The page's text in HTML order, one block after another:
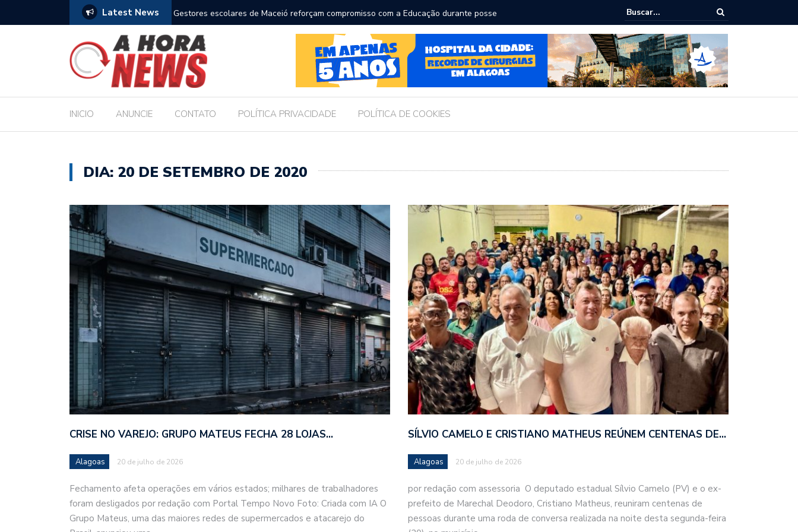
Latest News
compromisso com a Educação durante posseBolsonaro pede ao STF para receber os filhos no Dia dos Pais
Câmara dialoga com UFAL e Faculdade de Coimbra sobre parcerias para
Legislativo
INICIO ANUNCIE CONTATO POLÍTICA PRIVACIDADE POLÍTICA DE COOKIES
DIA: 20 DE SETEMBRO DE 2020
CRISE NO VAREJO: GRUPO MATEUS FECHA 28 LOJAS…
Alagoas 20 de julho de 2026
Fechamento afeta operações em vários estados; milhares de trabalhadores
foram desligados por redação com Portal Tempo Novo Foto: Criada com IA O
Grupo Mateus, uma das maiores redes de supermercados e atacarejo do
SÍLVIO CAMELO E CRISTIANO MATHEUS REÚNEM CENTENAS DE…
Alagoas 20 de julho de 2026
por redação com assessoria O deputado estadual Sílvio Camelo (PV) e o ex-
prefeito de Marechal Deodoro, Cristiano Matheus, reuniram centenas de
pessoas durante uma roda de conversa realizada na noite desta segunda-feira